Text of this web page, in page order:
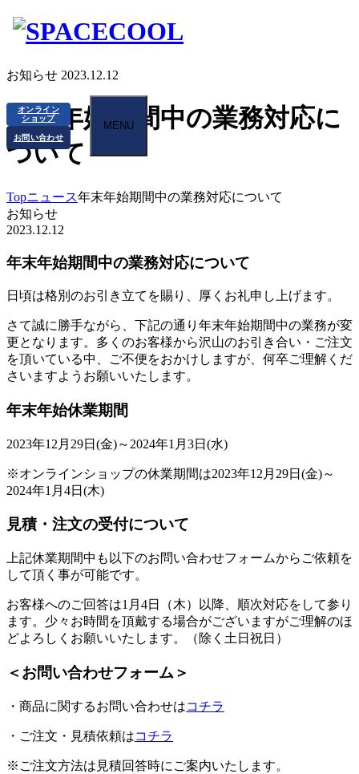
オンライン
ショップ
お問い合わせ
MENU
お知らせ 2023.12.12
年末年始期間中の業務対応に
ついて
Topニュース年末年始期間中の業務対応について
お知らせ
2023.12.12
年末年始期間中の業務対応について
日頃は格別のお引き立てを賜り、厚くお礼申し上げます。
さて誠に勝手ながら、下記の通り年末年始期間中の業務が変
更となります。多くのお客様から沢山のお引き合い・ご注文
を頂いている中、ご不便をおかけしますが、何卒ご理解くだ
さいますようお願いいたします。
年末年始休業期間
2023年12月29日(金)～2024年1月3日(水)
※オンラインショップの休業期間は2023年12月29日(金)～
2024年1月4日(木)
見積・注文の受付について
上記休業期間中も以下のお問い合わせフォームからご依頼を
して頂く事が可能です。
お客様へのご回答は1月4日（木）以降、順次対応をして参り
ます。少々お時間を頂戴する場合がございますがご理解のほ
どよろしくお願いいたします。（除く土日祝日）
＜お問い合わせフォーム＞
・商品に関するお問い合わせはコチラ
・ご注文・見積依頼はコチラ
※ご注文方法は見積回答時にご案内いたします。